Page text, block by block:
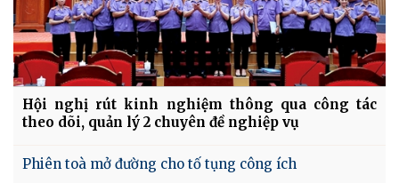
Hội nghị rút kinh nghiệm thông qua công tác
theo dõi, quản lý 2 chuyên đề nghiệp vụ
Phiên toà mở đường cho tố tụng công ích